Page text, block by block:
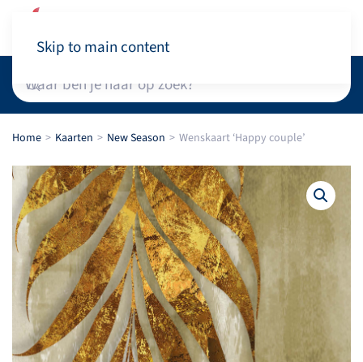
Skip to main content
Home Kaarten New Season Wenskaart ‘Happy couple’